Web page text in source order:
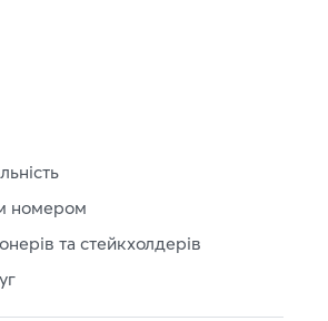
номером
та стейкхолдерів